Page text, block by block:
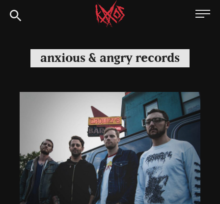
Siirry
suoraan
Kaaoszine
anxious & angry records